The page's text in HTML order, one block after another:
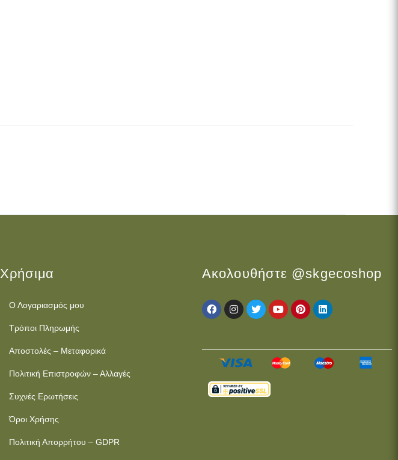
Χρήσιμα
Ο Λογαριασμός μου
Τρόποι Πληρωμής
Αποστολές – Μεταφορικά
Πολιτική Επιστροφών – Αλλαγές
Συχνές Ερωτήσεις
Όροι Χρήσης
Πολιτική Απορρήτου – GDPR
Ακολουθήστε @skgecoshop